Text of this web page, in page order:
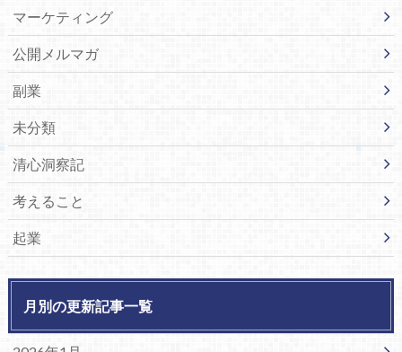
マーケティング
公開メルマガ
副業
未分類
清心洞察記
考えること
起業
月別の更新記事一覧